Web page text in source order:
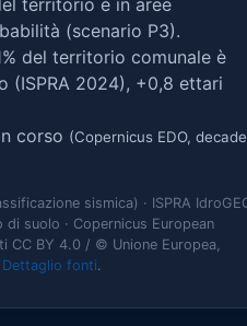
territorio è in aree
(scenario P3).
del territorio comunale è
(ISPRA 2024), +0,8 ettari
corso (Copernicus EDO,
sismica) · ISPRA
suolo · Copernicus European
CC BY 4.0 / © Unione Europea,
Dettaglio fonti.